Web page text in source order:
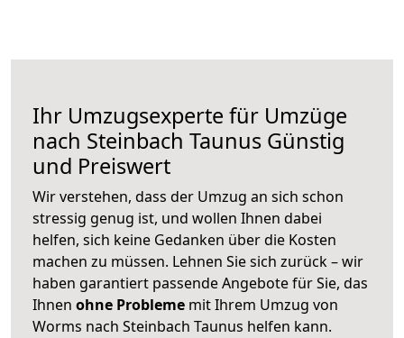
Ihr Umzugsexperte für Umzüge
nach Steinbach Taunus Günstig
und Preiswert
Wir verstehen, dass der Umzug an sich schon
stressig genug ist, und wollen Ihnen dabei
helfen, sich keine Gedanken über die Kosten
machen zu müssen. Lehnen Sie sich zurück – wir
haben garantiert passende Angebote für Sie, das
Ihnen ohne Probleme mit Ihrem Umzug von
Worms nach Steinbach Taunus helfen kann.